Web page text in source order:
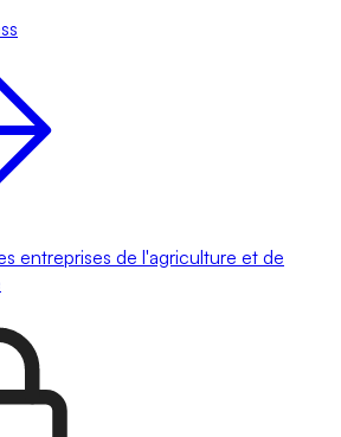
entreprises de l'agriculture et de